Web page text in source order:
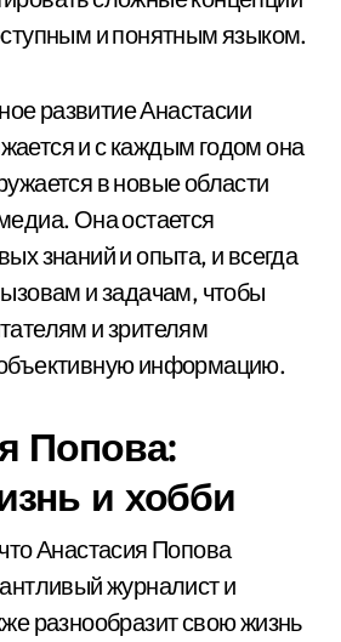
и понятным языком.
развитие Анастасии
и с каждым годом она
в новые области
Она остается
знаний и опыта, и всегда
и задачам, чтобы
и зрителям
информацию.
Попова:
и хобби
Анастасия Попова
журналист и
разнообразит свою жизнь